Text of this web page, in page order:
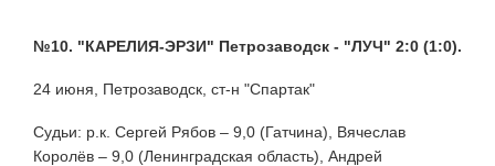
№10. "КАРЕЛИЯ-ЭРЗИ" Петрозаводск - "ЛУЧ" 2:0 (1:0).
24 июня, Петрозаводск, ст-н "Спартак"
Судьи: р.к. Сергей Рябов – 9,0 (Гатчина), Вячеслав
Королёв – 9,0 (Ленинградская область), Андрей